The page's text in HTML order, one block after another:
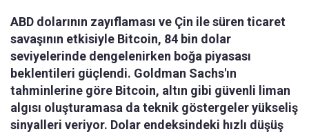
ABD dolarının zayıflaması ve Çin ile süren ticaret
savaşının etkisiyle Bitcoin, 84 bin dolar
seviyelerinde dengelenirken boğa piyasası
beklentileri güçlendi. Goldman Sachs'ın
tahminlerine göre Bitcoin, altın gibi güvenli liman
algısı oluşturamasa da teknik göstergeler yükseliş
sinyalleri veriyor. Dolar endeksindeki hızlı düşüş